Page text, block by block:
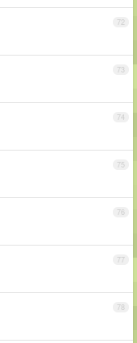
72
73
74
75
76
77
78